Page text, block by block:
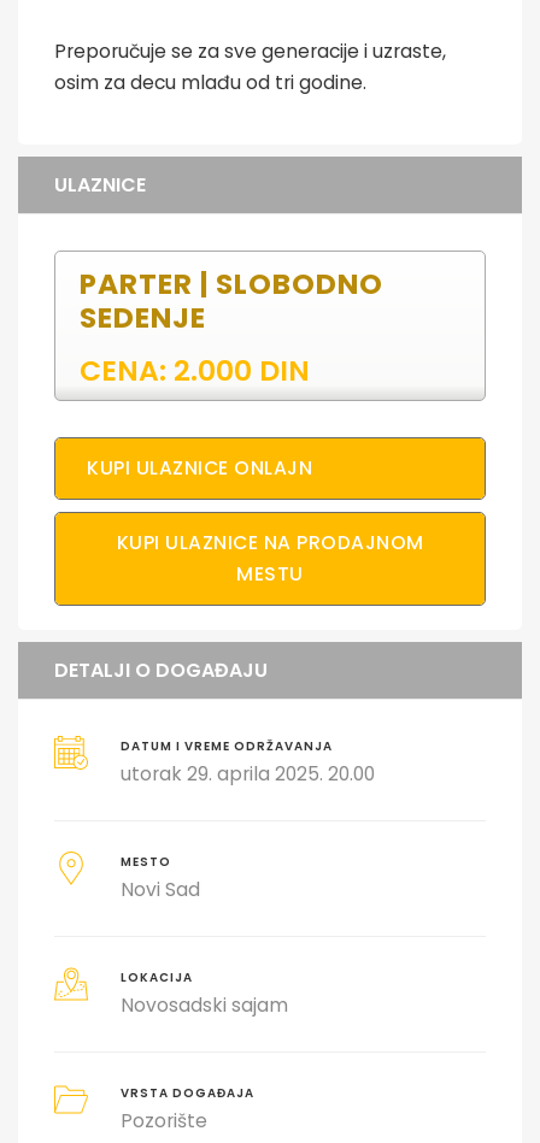
Preporučuje se za sve generacije i uzraste,
osim za decu mlađu od tri godine.
ULAZNICE
PARTER | SLOBODNO
SEDENJE
CENA: 2.000 DIN
KUPI ULAZNICE ONLAJN
KUPI ULAZNICE NA PRODAJNOM
MESTU
DETALJI O DOGAĐAJU
DATUM I VREME ODRŽAVANJA
utorak 29. aprila 2025. 20.00
MESTO
Novi Sad
LOKACIJA
Novosadski sajam
VRSTA DOGAĐAJA
Pozorište